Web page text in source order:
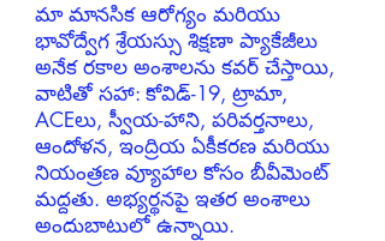
మా మానసిక ఆరోగ్యం మరియు
భావోద్వేగ శ్రేయస్సు శిక్షణా ప్యాకేజీలు
అనేక రకాల అంశాలను కవర్ చేస్తాయి,
వాటితో సహా: కోవిడ్-19, ట్రామా,
ACEలు, స్వీయ-హాని, పరివర్తనాలు,
ఆందోళన, ఇంద్రియ ఏకీకరణ మరియు
నియంత్రణ వ్యూహాల కోసం బీవీమెంట్
మద్దతు. అభ్యర్థనపై ఇతర అంశాలు
అందుబాటులో ఉన్నాయి.